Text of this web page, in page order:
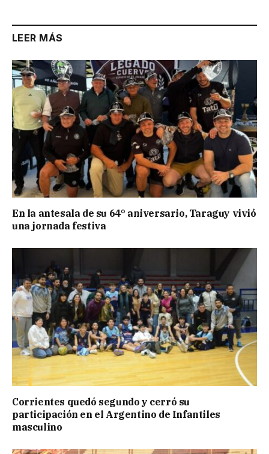
LEER MÁS
En la antesala de su 64° aniversario, Taraguy vivió
una jornada festiva
Corrientes quedó segundo y cerró su
participación en el Argentino de Infantiles
masculino